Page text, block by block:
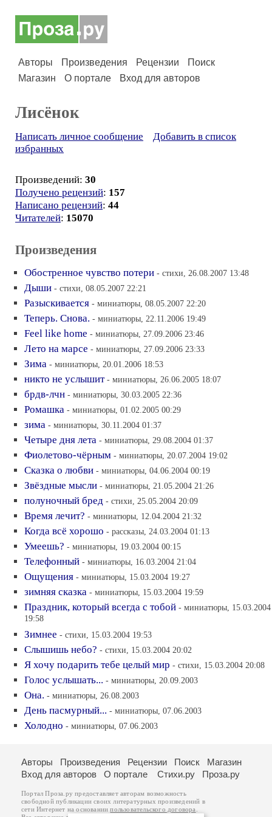
Авторы Произведения Рецензии
Поиск
Магазин
О портале Вход для авторов
Лисёнок
Написать личное сообщение
Добавить в список
избранных
Произведений: 30
Получено рецензий: 157
Написано рецензий: 44
Читателей: 15070
Произведения
Обостренное чувство потери - стихи, 26.08.2007 13:48
Дыши - стихи, 08.05.2007 22:21
Разыскивается - миниатюры, 08.05.2007 22:20
Теперь. Снова. - миниатюры, 22.11.2006 19:49
Feel like home - миниатюры, 27.09.2006 23:46
Лето на марсе - миниатюры, 27.09.2006 23:33
Зима - миниатюры, 20.01.2006 18:53
никто не услышит - миниатюры, 26.06.2005 18:07
брдв-лчн - миниатюры, 30.03.2005 22:36
Ромашка - миниатюры, 01.02.2005 00:29
зима - миниатюры, 30.11.2004 01:37
Четыре дня лета - миниатюры, 29.08.2004 01:37
Фиолетово-чёрным - миниатюры, 20.07.2004 19:02
Сказка о любви - миниатюры, 04.06.2004 00:19
Звёздные мысли - миниатюры, 21.05.2004 21:26
полуночный бред - стихи, 25.05.2004 20:09
Время лечит? - миниатюры, 12.04.2004 21:32
Когда всё хорошо - рассказы, 24.03.2004 01:13
Умеешь? - миниатюры, 19.03.2004 00:15
Телефонный - миниатюры, 16.03.2004 21:04
Ощущения - миниатюры, 15.03.2004 19:27
зимняя сказка - миниатюры, 15.03.2004 19:59
Праздник, который всегда с тобой - миниатюры, 15.03.2004
19:58
Зимнее - стихи, 15.03.2004 19:53
Слышишь небо? - стихи, 15.03.2004 20:02
Я хочу подарить тебе целый мир - стихи, 15.03.2004 20:08
Голос услышать... - миниатюры, 20.09.2003
Она. - миниатюры, 26.08.2003
День пасмурный... - миниатюры, 07.06.2003
Холодно - миниатюры, 07.06.2003
Авторы Произведения Рецензии Поиск
Магазин
Вход для авторов
О портале Стихи.ру Проза.ру
Портал Проза.ру предоставляет авторам возможность
свободной публикации своих литературных произведений в
сети Интернет на основаниипользовательского договора